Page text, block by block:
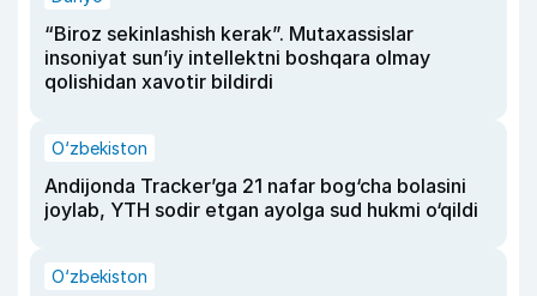
“Biroz sekinlashish kerak”. Mutaxassislar
insoniyat sun’iy intellektni boshqara olmay
qolishidan xavotir bildirdi
O‘zbekiston
Andijonda Tracker’ga 21 nafar bog‘cha bolasini
joylab, YTH sodir etgan ayolga sud hukmi o‘qildi
O‘zbekiston